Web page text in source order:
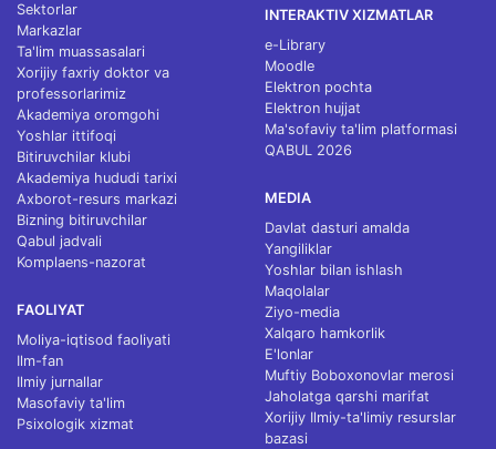
Sektorlar
Markazlar
Ta'lim muassasalari
Xorijiy faxriy doktor va
professorlarimiz
Akademiya oromgohi
Yoshlar ittifoqi
Bitiruvchilar klubi
Akademiya hududi tarixi
Axborot-resurs markazi
Bizning bitiruvchilar
Qabul jadvali
Komplaens-nazorat
FAOLIYAT
Moliya-iqtisod faoliyati
Ilm-fan
Ilmiy jurnallar
Masofaviy ta'lim
Psixologik xizmat
INTERAKTIV XIZMATLAR
e-Library
Moodle
Elektron pochta
Elektron hujjat
Ma'sofaviy ta'lim platformasi
QABUL 2026
MEDIA
Davlat dasturi amalda
Yangiliklar
Yoshlar bilan ishlash
Maqolalar
Ziyo-media
Xalqaro hamkorlik
E'lonlar
Muftiy Boboxonovlar merosi
Jaholatga qarshi marifat
Xorijiy Ilmiy-ta'limiy resurslar
bazasi